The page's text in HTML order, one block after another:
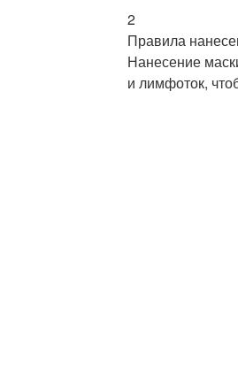
2
Правила
Нанесение
и лимфоток,